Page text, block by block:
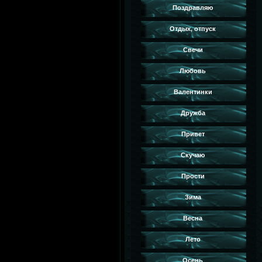
Поздравляю
Отдых, отпуск
Свечи
Любовь
Валентинки
Дружба
Привет
Скучаю
Прости
Зима
Весна
Лето
Осень